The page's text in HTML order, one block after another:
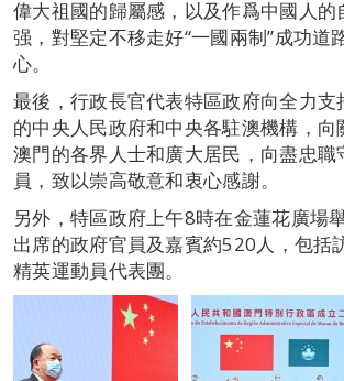
偉大祖國的歸屬感，以及作爲中國人的
强，對堅定不移走好“一國兩制”成功道
心。
最後，行政長官代表特區政府向全力支
的中央人民政府和中央各駐澳機構，向
澳門的各界人士和廣大居民，向盡忠職
員，致以崇高敬意和衷心感謝。
另外，特區政府上午8時在金蓮花廣場
出席的政府官員及嘉賓約520人，包括
精英運動員代表團。